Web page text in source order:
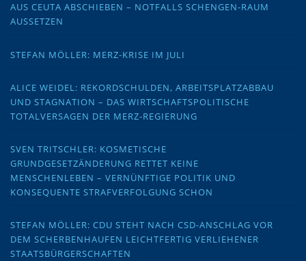
AUS CEUTA ABSCHIEBEN – NOTFALLS SCHENGEN-RAUM
AUSSETZEN
STEFAN MÖLLER: MERZ-KRISE IM JULI
ALICE WEIDEL: REKORDSCHULDEN, ARBEITSPLATZABBAU
UND STAGNATION – DAS WIRTSCHAFTSPOLITISCHE
TOTALVERSAGEN DER MERZ-REGIERUNG
SVEN TRITSCHLER: KOSMETISCHE
GRUNDGESETZÄNDERUNG RETTET KEINE
MENSCHENLEBEN – VERNÜNFTIGE POLITIK UND
KONSEQUENTE STRAFVERFOLGUNG SCHON
STEFAN MÖLLER: CDU STEHT NACH CSD-ANSCHLAG VOR
DEM SCHERBENHAUFEN LEICHTFERTIG VERLIEHENER
STAATSBÜRGERSCHAFTEN